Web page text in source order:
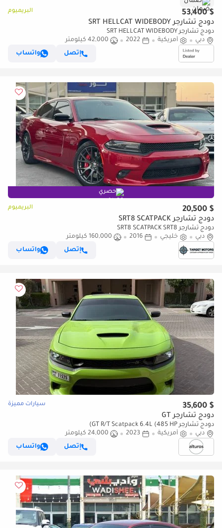
$ 53,400 البريميوم
دودج تشارجر SRT HELLCAT WIDEBODY
دودج تشارجر SRT HELLCAT WIDEBODY
دبي
أمريكية 2022
42,000 كيلومتر
إتصل
واتساب
حصري
$ 20,500 البريميوم
دودج تشارجر SRT8 SCATPACK
دودج تشارجر SRT8 SCATPACK SRT8
دبي
خليجي 2016
160,000 كيلومتر
إتصل
واتساب
$ 35,600 سيارات مميزة
دودج تشارجر GT
دودج تشارجر GT R/T Scatpack 6.4L (485 HP)
دبي
أمريكية 2023
24,000 كيلومتر
إتصل
واتساب